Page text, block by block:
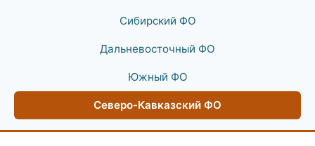
Сибирский ФО
Дальневосточный ФО
Южный ФО
Северо-Кавказский ФО